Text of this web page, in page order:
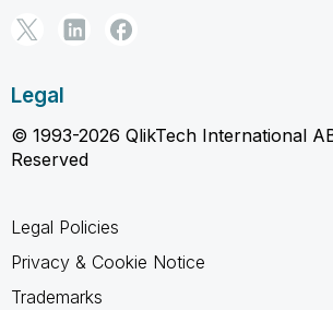
Legal
© 1993-2026 QlikTech International
Reserved
Legal Policies
Privacy & Cookie Notice
Trademarks